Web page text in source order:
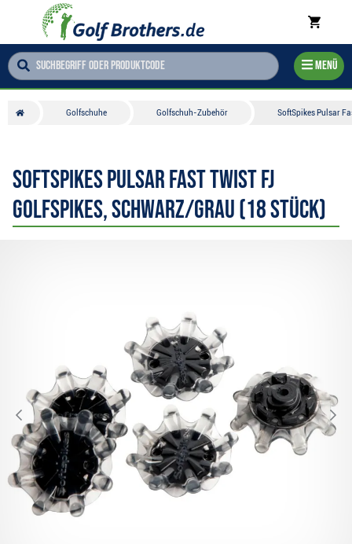
Menü
Golfschuhe Golfschuh-Zubehör SoftSpikes Pulsar
SoftSpikes Pulsar Fast Twist FJ
Golfspikes, schwarz/grau (18 Stück)